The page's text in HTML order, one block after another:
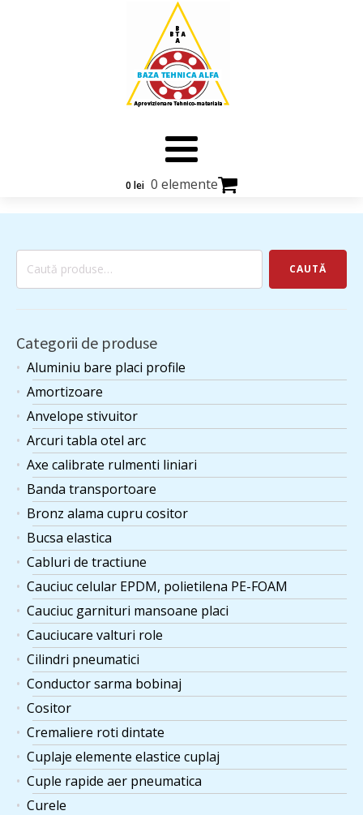
0 lei 0 elemente
Caută
CAUTĂ
Categorii de produse
Aluminiu bare placi profile
Amortizoare
Anvelope stivuitor
Arcuri tabla otel arc
Axe calibrate rulmenti liniari
Banda transportoare
Bronz alama cupru cositor
Bucsa elastica
Cabluri de tractiune
Cauciuc celular EPDM, polietilena PE-FOAM
Cauciuc garnituri mansoane placi
Cauciucare valturi role
Cilindri pneumatici
Conductor sarma bobinaj
Cositor
Cremaliere roti dintate
Cuplaje elemente elastice cuplaj
Cuple rapide aer pneumatica
Curele